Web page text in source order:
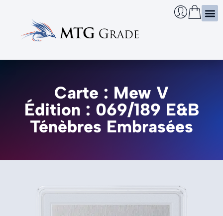
Carte : Mew V
Édition : 069/189 E&B
Ténèbres Embrasées